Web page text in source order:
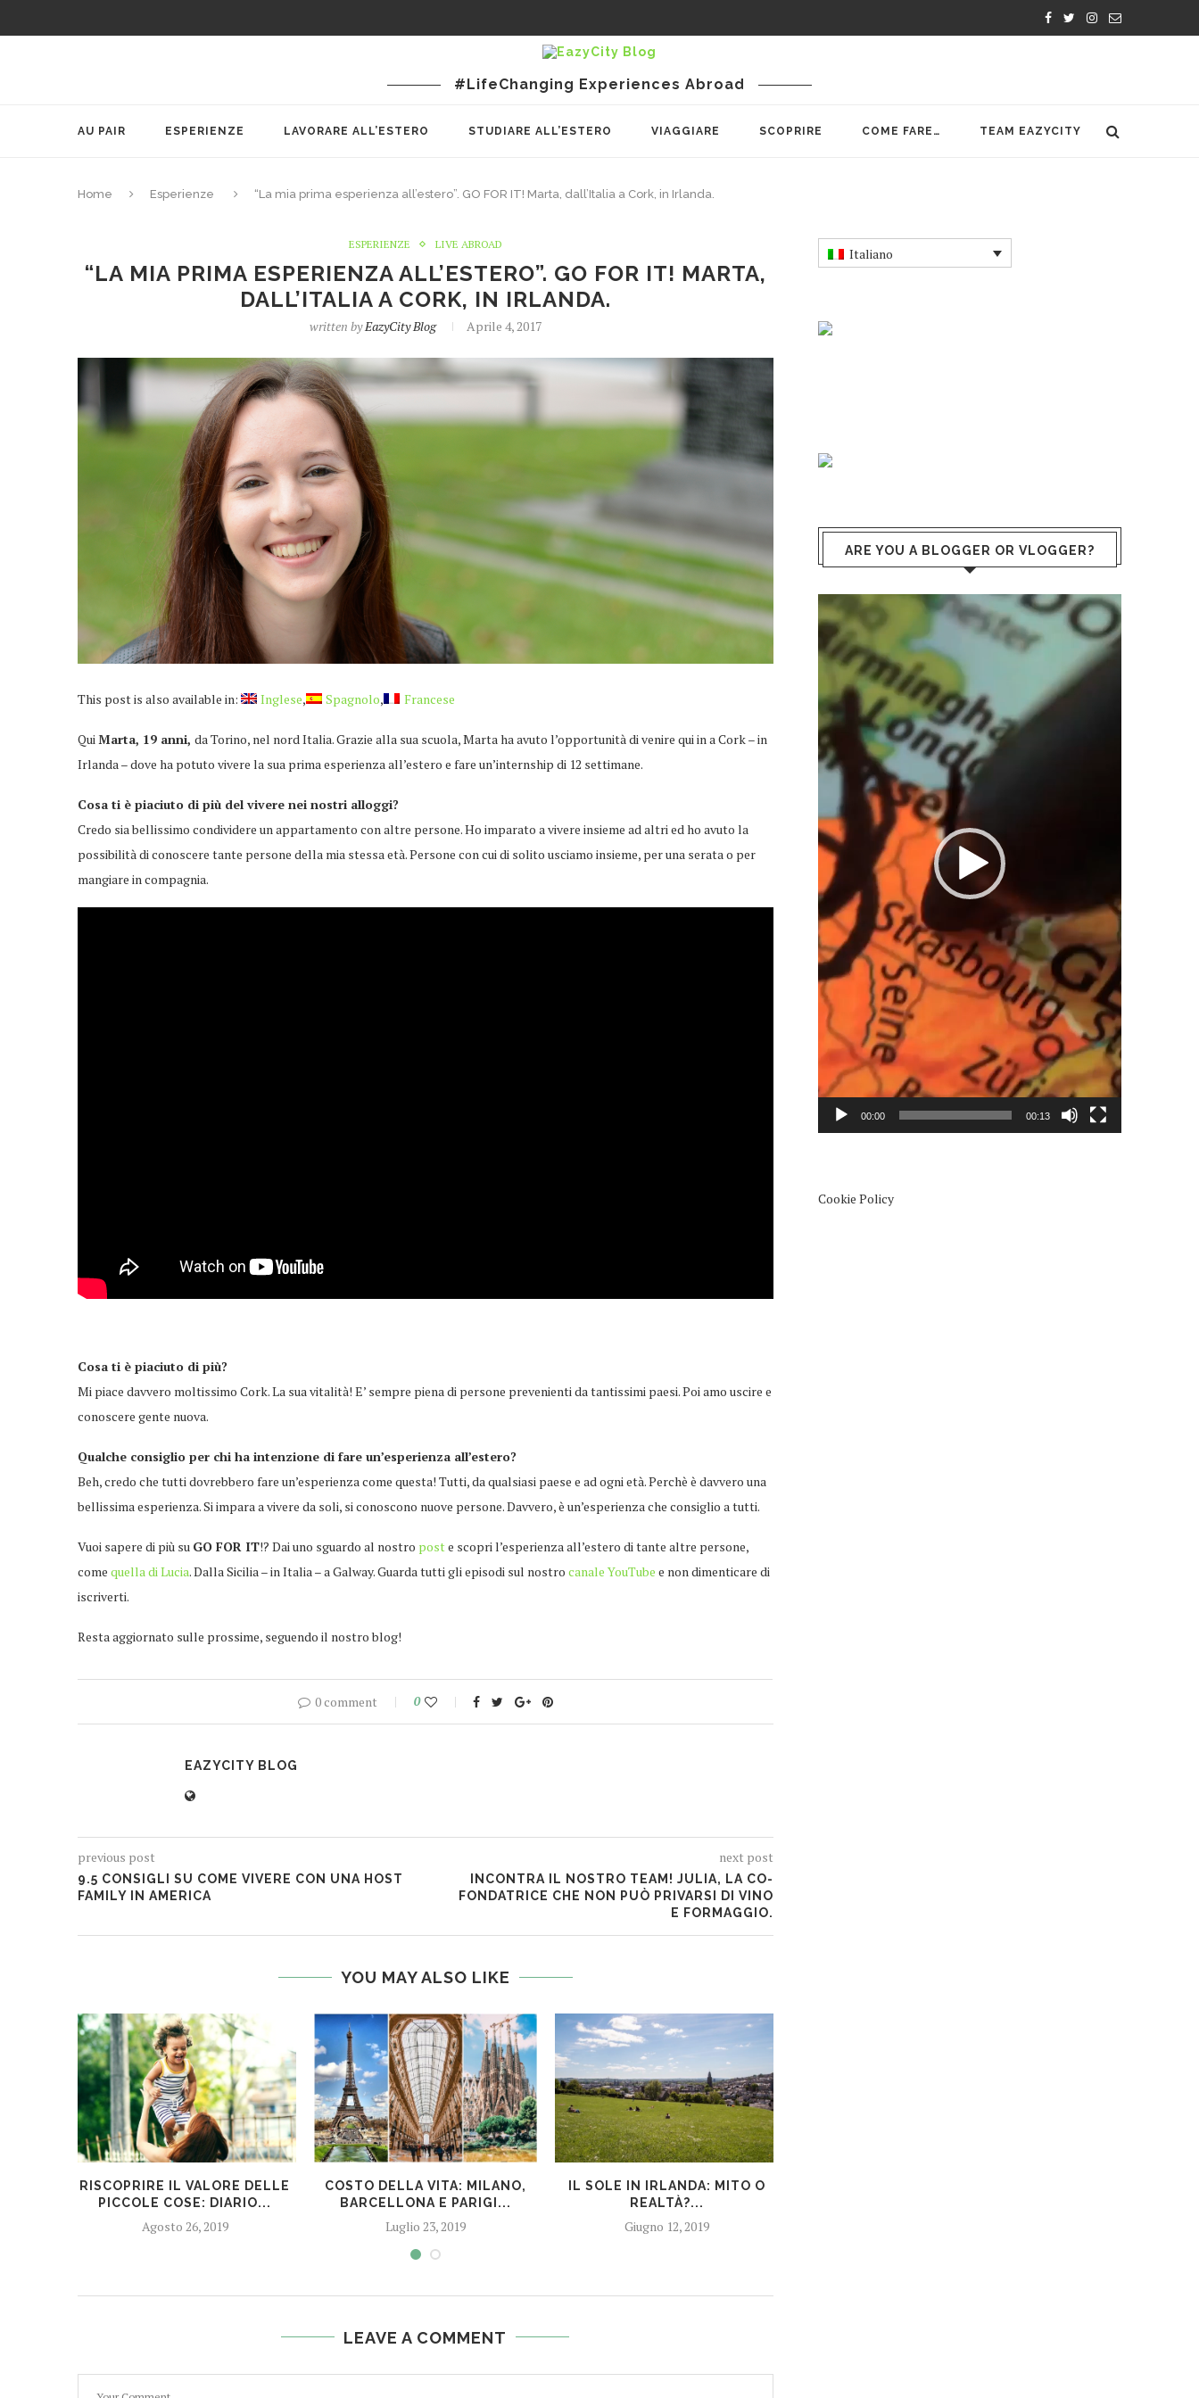
#LifeChanging Experiences Abroad
AU PAIR ESPERIENZE LAVORARE ALL’ESTERO STUDIARE ALL’ESTERO VIAGGIARE SCOPRIRE COME FARE… TEAM EAZYCITY
Home Esperienze “La mia prima esperienza all’estero”. GO FOR IT! Marta, dall’Italia a Cork, in Irlanda.
ESPERIENZE LIVE ABROAD
“LA MIA PRIMA ESPERIENZA ALL’ESTERO”. GO FOR IT! MARTA,
DALL’ITALIA A CORK, IN IRLANDA.
written byEazyCity Blog Aprile 4, 2017
This post is also available in: Inglese Spagnolo Francese
QuiMarta, 19 anni, daTorino, nel nord Italia. Grazie alla sua scuola, Marta ha avuto l’opportunità di venire qui in a Cork – in
Irlanda – dove ha potuto vivere la sua prima esperienza all’estero e fare un’internship di 12 settimane.
Cosa ti è piaciuto di più del vivere nei nostri alloggi?
Credo sia bellissimo condividere un appartamento con altre persone. Ho imparato a vivere insieme ad altri ed ho avuto la
possibilità di conoscere tante persone della mia stessa età. Persone con cui di solito usciamo insieme, per una serata o per
mangiare in compagnia.
Cosa ti è piaciuto di più?
Mi piace davvero moltissimo Cork. La sua vitalità! E’ sempre piena di persone prevenienti da tantissimi paesi. Poi amo uscire e
conoscere gente nuova.
Qualche consiglio per chi ha intenzione di fare un’esperienza all’estero?
Beh, credo che tutti dovrebbero fare un’esperienza come questa! Tutti, da qualsiasi paese e ad ogni età. Perchè è davvero una
bellissima esperienza. Si impara a vivere da soli, si conoscono nuove persone. Davvero, è un’esperienza che consiglio a tutti.
Vuoi sapere di più su GO FOR IT!? Dai uno sguardo al nostro poste scopri l’esperienza all’estero di tante altre persone,
come quella di Lucia. Dalla Sicilia – in Italia – a Galway. Guarda tutti gli episodi sul nostro canale YouTube e non dimenticare di
iscriverti.
Resta aggiornato sulle prossime, seguendo il nostro blog!
0 comment 0
EAZYCITY BLOG
previous post
9.5 CONSIGLI SU COME VIVERE CON UNA HOST
FAMILY IN AMERICA
next post
INCONTRA IL NOSTRO TEAM! JULIA, LA CO-
FONDATRICE CHE NON PUÒ PRIVARSI DI VINO
E FORMAGGIO.
YOU MAY ALSO LIKE
RISCOPRIRE IL VALORE DELLE
PICCOLE COSE: DIARIO...
Agosto 26, 2019
COSTO DELLA VITA: MILANO,
BARCELLONA E PARIGI...
Luglio 23, 2019
IL SOLE IN IRLANDA: MITO O
REALTÀ?...
Giugno 12, 2019
LEAVE A COMMENT
Italiano
ARE YOU A BLOGGER OR VLOGGER?
Video
Player
00:00 00:13
Cookie Policy